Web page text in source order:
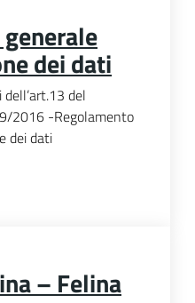
dei dati
del
2016 -Regolamento
dei dati
– Felina